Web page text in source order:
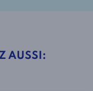
AUSSI: